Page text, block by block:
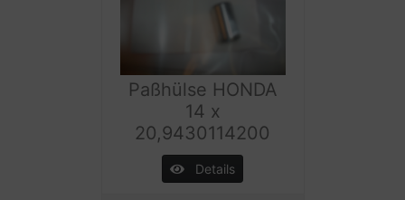
Paßhülse HONDA
14 x
20,9430114200
Details